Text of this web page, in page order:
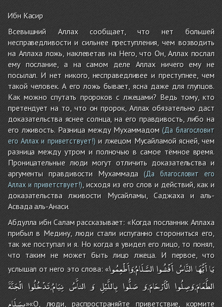
Ибн Касир
Всевышний Аллах сообщает, что нет большей
несправедливости и сильнее преступления, чем возводить
на Аллаха ложь, наклеветав на Него, что Он, Аллах послал
ему послание, а на самом деле Аллах ничего ему не
посылал. И нет никого, несправедливее и преступнее, чем
такой человек. А его ложь бывает, ясна даже для глупцов.
Как можно спутать пророков с лжецами? Ведь тому, кто
претендует на то, что он пророк, Аллах обязательно даст
доказательства яснее солнца, на его правдивость, либо на
его лживость. Разница между Мухаммадом(Да благословит
его Аллах и приветствует!)и лжецом Мусайламой ясней, чем
разница между утром и полночью в самое тёмное время.
Проницательные люди могут отличить доказательства и
аргументы правдивости Мухаммада (Да благословит его
Аллах и приветствует!), исходя из его слов и действий, как и
доказательства лживости Мусайламы, Саджаха и аль-
Асвада аль-Анаси.
Абдулла ибн Салам рассказывает: «Когда посланник Аллаха
прибыл в Медину, люди стали испуганно сторониться его,
так же поступал и я. Но когда я увидел его лицо, то понял,
что таким не может быть лицо лжеца. И первое, что
услышал от него это слова: «
يَاأَيُّهَاالنَّاسُأَفْشُواالسَّلَامُ,وَأَطْعِمُوا
الطَّعَامَ,وَصِلُوا الْأَرْحَامَ,وَ صَلُّوا بِاللَّيْلِ وَ الناَّسُ نِيَامُ,تَدْخُلُوا الْجَنَّةَ
بِسَلَام»«О, люди, распространяйте приветствие, кормите